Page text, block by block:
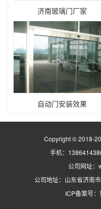
济南玻璃门厂家
自动门安装效果
Copyright © 2018-
手机：
公司网址
公司地址：山东省济南
ICP备案号：